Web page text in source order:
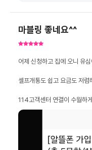
마블링 좋네요^^
114고객센터 연결이 수월하